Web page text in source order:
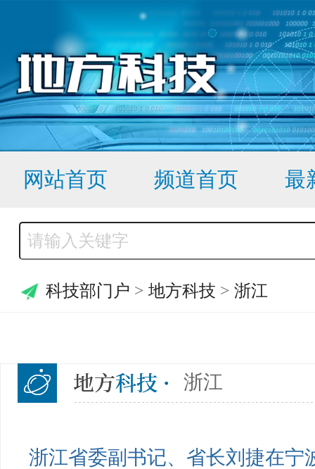
网站首页 频道首页 最
科技部门户 > 地方科技 > 浙江
浙江
浙江省委副书记、省长刘捷在宁